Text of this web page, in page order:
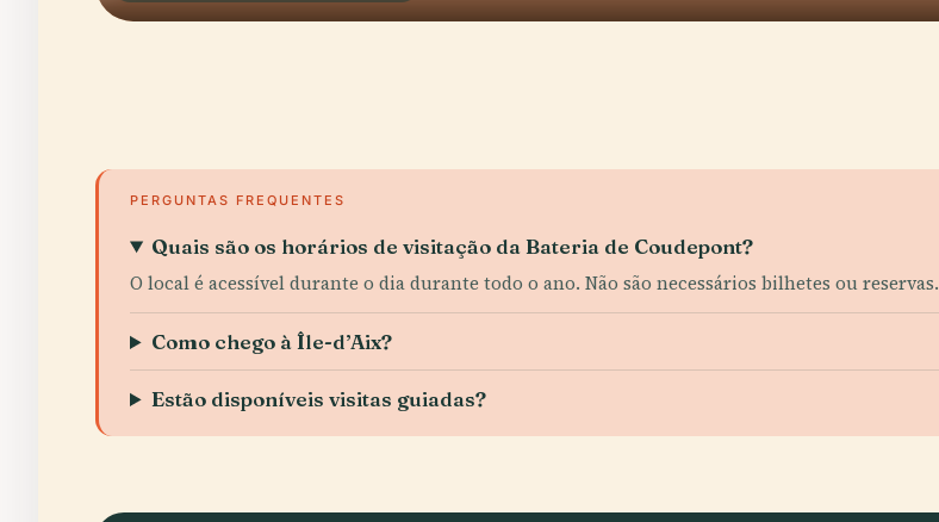
PERGUNTAS FREQUENTES
Quais são os horários de visitação da Bateria de Coudepont?
O local é acessível durante o dia durante todo o ano. Não são necessários bilhetes ou reservas.
Como chego à Île-d’Aix?
Estão disponíveis visitas guiadas?